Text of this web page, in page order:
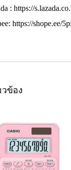
: https://
https://shope.ee/
ข้อง